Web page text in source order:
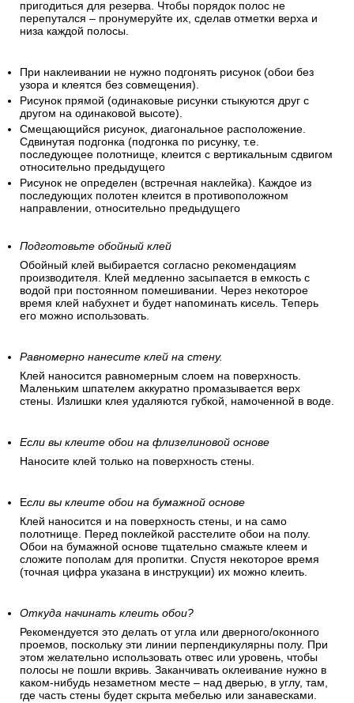
пригодиться для резерва. Чтобы порядок полос не
перепутался – пронумеруйте их, сделав отметки верха и
низа каждой полосы.
При наклеивании не нужно подгонять рисунок (обои без
узора и клеятся без совмещения).
Рисунок прямой (одинаковые рисунки стыкуются друг с
другом на одинаковой высоте).
Смещающийся рисунок, диагональное расположение.
Сдвинутая подгонка (подгонка по рисунку, т.е.
последующее полотнище, клеится с вертикальным сдвигом
относительно предыдущего
Рисунок не определен (встречная наклейка). Каждое из
последующих полотен клеится в противоположном
направлении, относительно предыдущего
Подготовьте обойный клей
Обойный клей выбирается согласно рекомендациям
производителя. Клей медленно засыпается в емкость с
водой при постоянном помешивании. Через некоторое
время клей набухнет и будет напоминать кисель. Теперь
его можно использовать.
Равномерно нанесите клей на стену.
Клей наносится равномерным слоем на поверхность.
Маленьким шпателем аккуратно промазывается верх
стены. Излишки клея удаляются губкой, намоченной в воде.
Если вы клеите обои на флизелиновой основе
Наносите клей только на поверхность стены.
Если вы клеите обои на бумажной основе
Клей наносится и на поверхность стены, и на само
полотнище. Перед поклейкой расстелите обои на полу.
Обои на бумажной основе тщательно смажьте клеем и
сложите пополам для пропитки. Спустя некоторое время
(точная цифра указана в инструкции) их можно клеить.
Откуда начинать клеить обои?
Рекомендуется это делать от угла или дверного/оконного
проемов, поскольку эти линии перпендикулярны полу. При
этом желательно использовать отвес или уровень, чтобы
полосы не пошли вкривь. Заканчивать оклеивание нужно в
каком-нибудь незаметном месте – над дверью, в углу, там,
где часть стены будет скрыта мебелью или занавесками.